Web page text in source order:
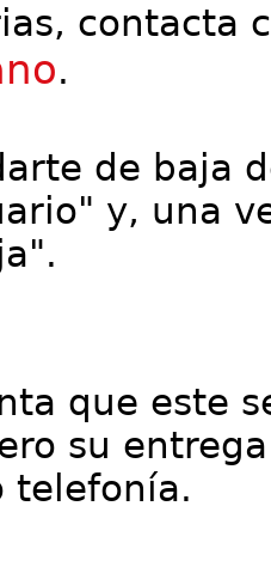
contacta
.
de baja
y, una
que este
su
telefonía.